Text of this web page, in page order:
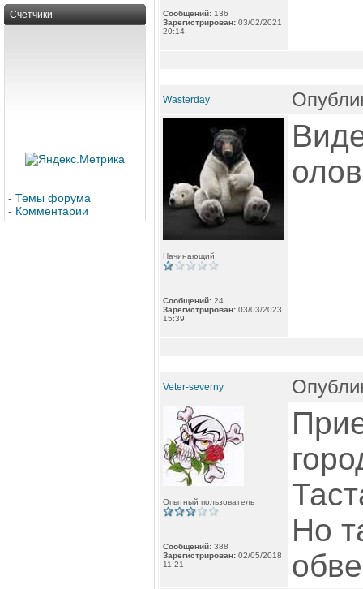
Счетчики
- Темы форума
- Комментарии
Сообщений: 136
Зарегистрирован: 03/02/2021
20:14
Wasterday
Начинающий
Сообщений: 24
Зарегистрирован: 03/03/2023
15:39
Veter-severny
Опытный пользователь
Сообщений: 388
Зарегистрирован: 02/05/2018
11:21
Но